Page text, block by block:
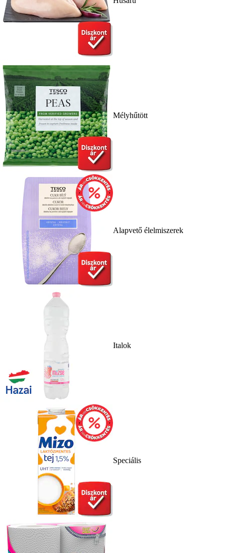
Mélyhűtött
Alapvető élelmiszerek
Italok
Speciális